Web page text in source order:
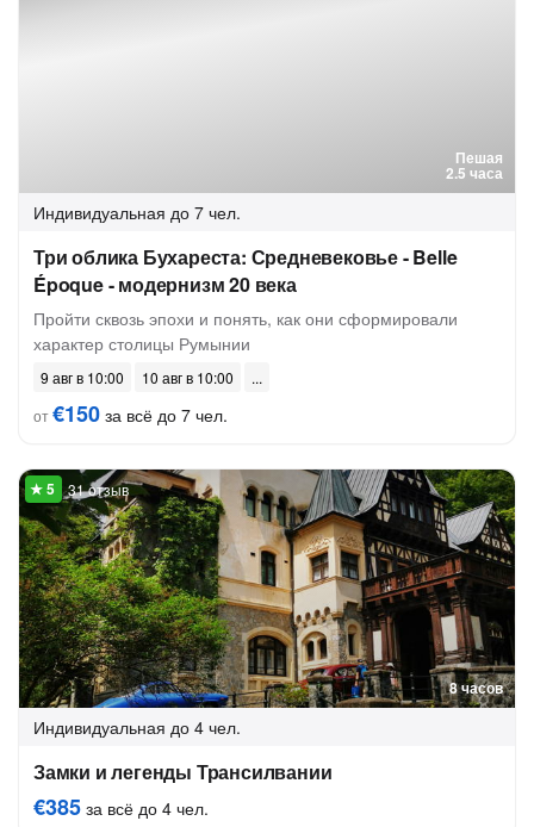
Пешая
2.5 часа
Индивидуальная до 7 чел.
Три облика Бухареста: Средневековье - Belle
Époque - модернизм 20 века
Пройти сквозь эпохи и понять, как они сформировали
характер столицы Румынии
9 авг в 10:00
10 авг в 10:00
от€150 за всё до 7 чел.
8 часов
31 отзыв
Индивидуальная до 4 чел.
Замки и легенды Трансилвании
€385 за всё до 4 чел.